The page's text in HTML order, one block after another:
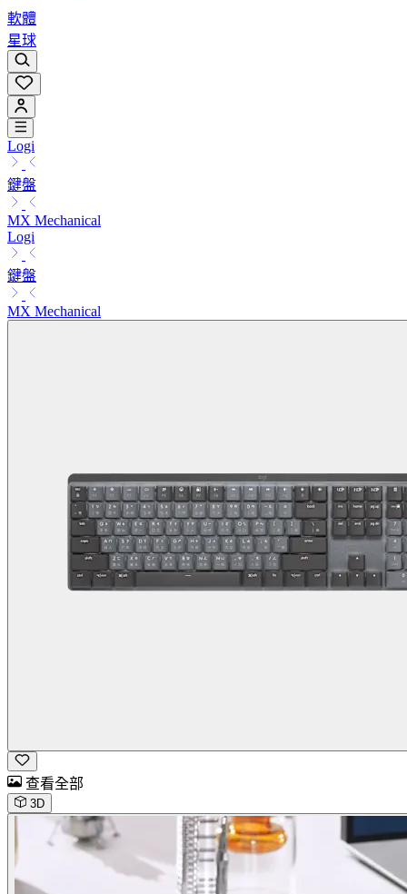
軟體
星球
Logi
鍵盤
MX Mechanical
Logi
鍵盤
MX Mechanical
查看全部
3D